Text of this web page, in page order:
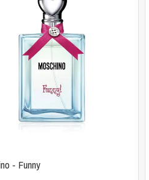
- Funny